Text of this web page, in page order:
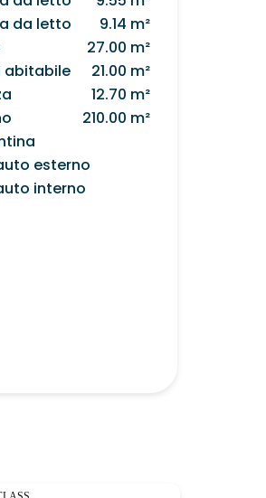
da letto
9.14 m²
27.00 m²
abitabile
21.00 m²
12.70 m²
210.00 m²
esterno
interno